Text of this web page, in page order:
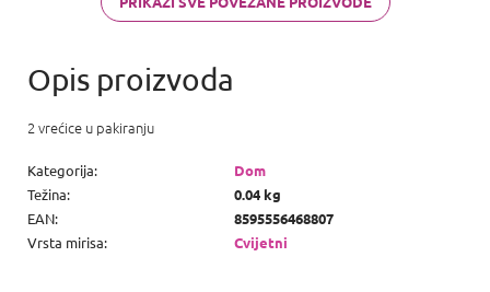
2 vrećice u pakiranju
Kategorija:
Dom
Težina:
0.04 kg
EAN:
8595556468807
Vrsta mirisa: Cvijetni